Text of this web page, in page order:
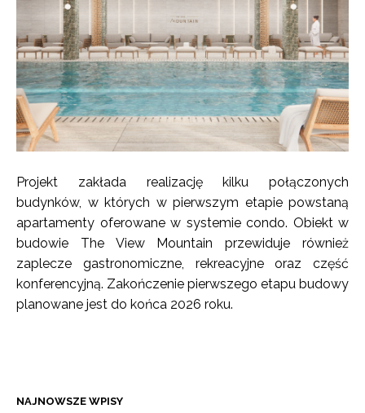
Projekt zakłada realizację kilku połączonych
budynków, w których w pierwszym etapie powstaną
apartamenty oferowane w systemie condo. Obiekt w
budowie The View Mountain przewiduje również
zaplecze gastronomiczne, rekreacyjne oraz część
konferencyjną. Zakończenie pierwszego etapu budowy
planowane jest do końca 2026 roku.
NAJNOWSZE WPISY